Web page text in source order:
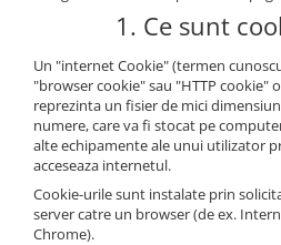
Ornamente din poliuretan
Panouri decorative 3D pentru
pereți
Pilastri si coloane
Coloane din poliuretan
Pilastri poliuretan
Seturi complete pilastri
Profile decorative din polimer rigid
Profile pentru pervaz (solbanc)
1. Ce sunt
Un "internet Cookie" (termen
"browser cookie" sau "HTTP cookie"
reprezinta un fisier de mici
numere, care va fi stocat pe
alte echipamente ale unui utilizator
acceseaza internetul.
Cookie-urile sunt instalate prin
server catre un browser (de ex.
Chrome).